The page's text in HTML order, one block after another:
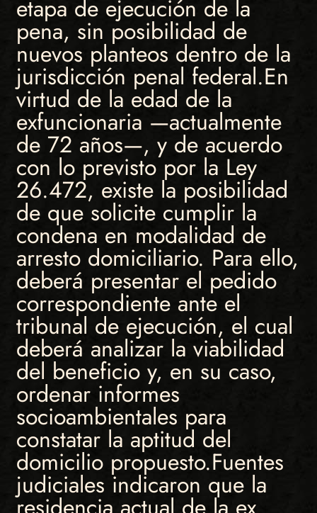
etapa de ejecución de la
pena, sin posibilidad de
nuevos planteos dentro de la
jurisdicción penal federal.En
virtud de la edad de la
exfuncionaria —actualmente
de 72 años—, y de acuerdo
con lo previsto por la Ley
26.472, existe la posibilidad
de que solicite cumplir la
condena en modalidad de
arresto domiciliario. Para ello,
deberá presentar el pedido
correspondiente ante el
tribunal de ejecución, el cual
deberá analizar la viabilidad
del beneficio y, en su caso,
ordenar informes
socioambientales para
constatar la aptitud del
domicilio propuesto.Fuentes
judiciales indicaron que la